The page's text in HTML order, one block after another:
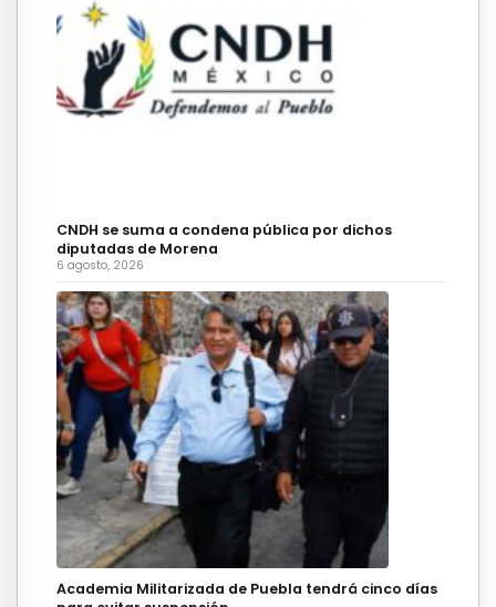
CNDH se suma a condena pública por dichos
diputadas de Morena
6 agosto, 2026
Academia Militarizada de Puebla tendrá cinco días